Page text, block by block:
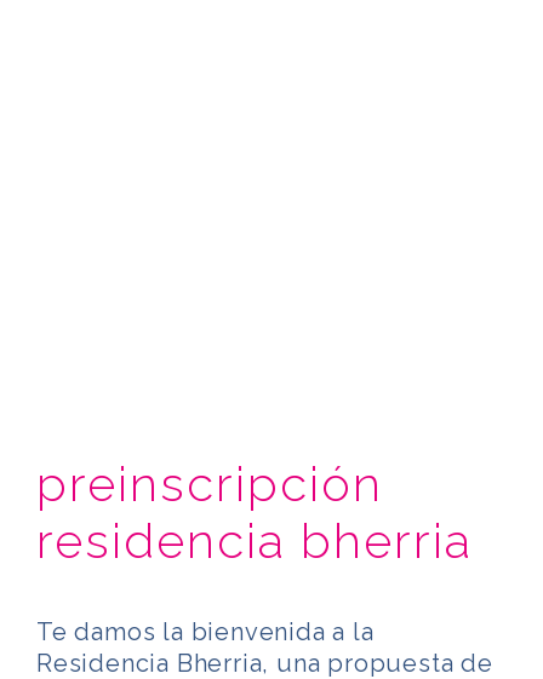
preinscripción
residencia bherria
Te damos la bienvenida a la
Residencia Bherria, una propuesta de